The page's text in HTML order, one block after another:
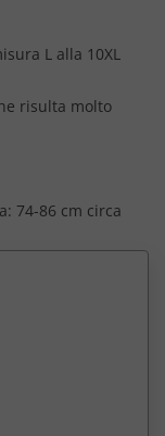
L alla 10XL
risulta molto
74-86 cm circa